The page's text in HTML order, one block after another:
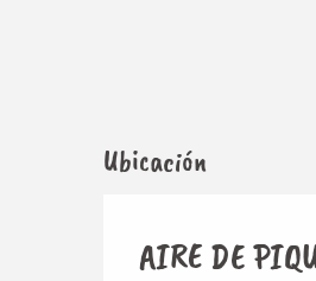
Ubicación
AIRE DE